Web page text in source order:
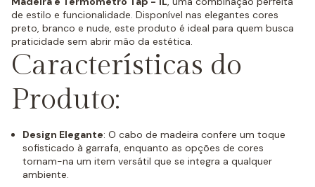
de estilo e funcionalidade. Disponível nas elegantes cores
preto, branco e nude, este produto é ideal para quem busca
praticidade sem abrir mão da estética.
Características do
Produto:
Design Elegante: O cabo de madeira confere um toque
sofisticado à garrafa, enquanto as opções de cores
tornam-na um item versátil que se integra a qualquer
ambiente.